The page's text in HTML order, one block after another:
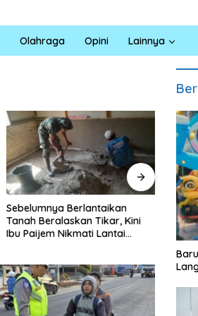
Olahraga Opini Lainnya
Jumat Berkah Polsek Lima
Puluh, Kapolsek Salomo Sagala
Salurkan Sembako kepada 50